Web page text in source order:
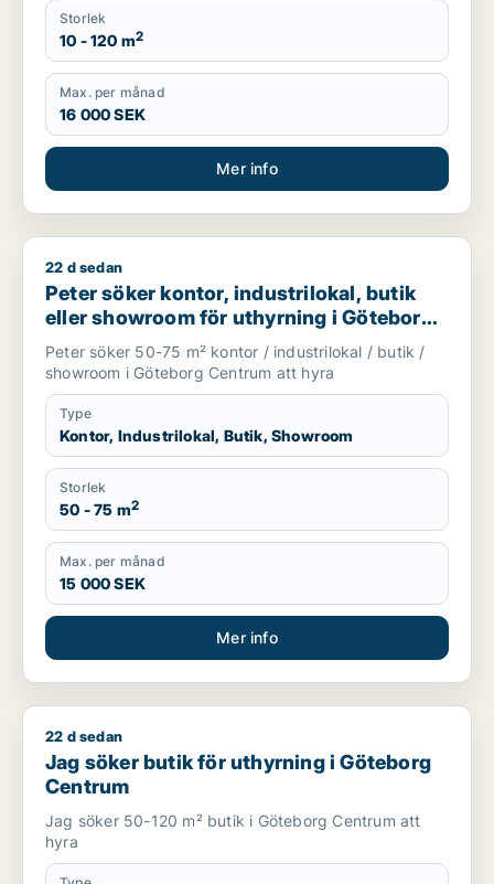
Storlek
10 - 120 m2
Max. per månad
16 000 SEK
Mer info
Peter söker kontor, industrilokal, butik eller showroom för
22 d sedan
Peter söker kontor, industrilokal, butik
eller showroom för uthyrning i Göteborg
Centrum
Peter söker 50-75 m² kontor / industrilokal / butik /
showroom i Göteborg Centrum att hyra
Type
Kontor, Industrilokal, Butik, Showroom
Storlek
50 - 75 m2
Max. per månad
15 000 SEK
Mer info
Jag söker butik för uthyrning i Göteborg Centrum
22 d sedan
Jag söker butik för uthyrning i Göteborg
Centrum
Jag söker 50-120 m² butik i Göteborg Centrum att
hyra